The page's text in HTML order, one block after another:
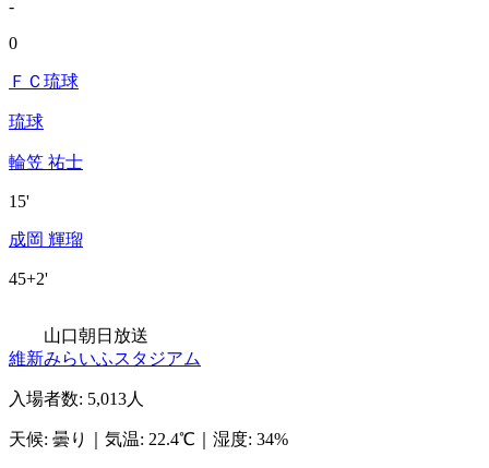
-
0
ＦＣ琉球
琉球
輪笠 祐士
15'
成岡 輝瑠
45+2'
山口朝日放送
維新みらいふスタジアム
入場者数: 5,013人
天候: 曇り 気温: 22.4℃ 湿度: 34%